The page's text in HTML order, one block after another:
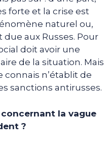
forte et la crise est
naturel ou,
aux Russes. Pour
doit avoir une
de la situation. Mais
n’établit de
sanctions antirusses.
la vague
?